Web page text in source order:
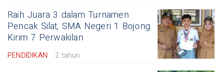
Raih Juara 3 dalam Turnamen
Pencak Silat, SMA Negeri 1 Bojong
Kirim 7 Perwakilan
PENDIDIKAN 2 tahun